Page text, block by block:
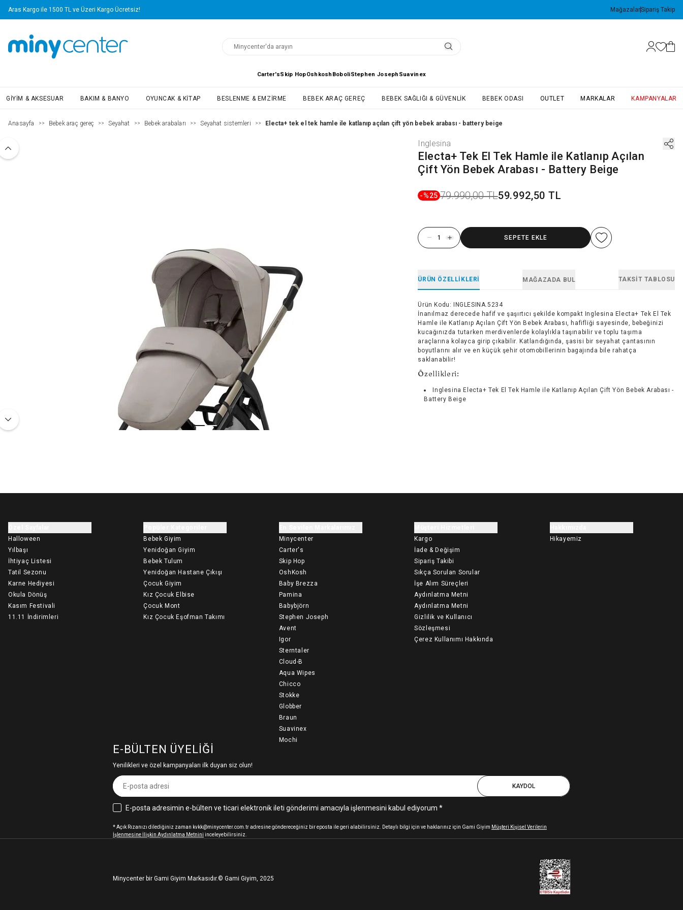
Aras Kargo ile 1500 TL ve Üzeri Kargo Ücretsiz! MağazalarSipariş Takip
Carter'sSkip HopOshkosh BoboliStephen Joseph Suavinex
GIYIM & AKSESUAR BAKIM & BANYO OYUNCAK & KITAP BESLENME & EMZIRME BEBEK ARAÇ GEREÇ BEBEK SAĞLIĞI & GÜVENLIK BEBEK ODASI OUTLET MARKALAR KAMPANYALAR
Anasayfa >> Bebek araç gereç >> Seyahat >> Bebek arabaları >> Seyahat sistemleri >> Electa+ tek el tek hamle ile katlanıp açılan çift yön bebek arabası - battery beige
Inglesina
Electa+ Tek El Tek Hamle ile Katlanıp Açılan
Çift Yön Bebek Arabası - Battery Beige
-%25 79.990,00 TL59.992,50 TL
SEPETE EKLE
ÜRÜN ÖZELLIKLERI MAĞAZADA BUL TAKSIT TABLOSU
Ürün Kodu : INGLESINA.5234
İnanılmaz derecede hafif ve şaşırtıcı şekilde kompakt Inglesina Electa+ Tek El Tek
Hamle ile Katlanıp Açılan Çift Yön Bebek Arabası, hafifliği sayesinde, bebeğinizi
kucağınızda tutarken merdivenlerde kolaylıkla taşınabilir ve toplu taşıma
araçlarına kolayca girip çıkabilir. Katlandığında, şasisi bir seyahat çantasının
boyutlarını alır ve en küçük şehir otomobillerinin bagajında bile rahatça
saklanabilir!
Özellikleri:
Inglesina Electa+ Tek El Tek Hamle ile Katlanıp Açılan Çift Yön Bebek Arabası -
Battery Beige
Halloween
Yılbaşı
İhtiyaç Listesi
Tatil Sezonu
Karne Hediyesi
Okula Dönüş
Kasım Festivali
11.11 İndirimleri
Bebek Giyim
Yenidoğan Giyim
Bebek Tulum
Yenidoğan Hastane Çıkışı
Çocuk Giyim
Kız Çocuk Elbise
Çocuk Mont
Kız Çocuk Eşofman Takımı
Minycenter
Carter's
Skip Hop
OshKosh
Baby Brezza
Pamina
Babybjörn
Stephen Joseph
Avent
Igor
Sterntaler
Cloud-B
Aqua Wipes
Chicco
Stokke
Globber
Braun
Suavinex
Mochi
Kargo
İade & Değişim
Sipariş Takibi
Sıkça Sorulan Sorular
İşe Alım Süreçleri
Aydınlatma Metni
Aydınlatma Metni
Gizlilik ve Kullanıcı
Sözleşmesi
Çerez Kullanımı Hakkında
Hikayemiz
E-BÜLTEN ÜYELIĞI
Yenilikleri ve özel kampanyaları ilk duyan siz olun!
KAYDOL
E-posta adresimin e-bülten ve ticari elektronik ileti gönderimi amacıyla işlenmesini kabul ediyorum *
* Açık Rızanızı dilediğiniz zaman kvkk@minycenter.com.tr adresine göndereceğiniz bir eposta ile geri alabilirsiniz. Detaylı bilgi için ve haklarınız için Gami Giyim Müşteri Kişisel Verilerin
İşlenmesine İlişkin Aydınlatma Metnini inceleyebilirsiniz.
Minycenter bir Gami Giyim Markasıdır. © Gami Giyim, 2025